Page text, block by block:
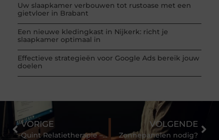
Uw slaapkamer verbouwen tot rustoase met een
gietvloer in Brabant
Een nieuwe kledingkast in Nijkerk: richt je
slaapkamer optimaal in
Effectieve strategieën voor Google Ads bereik jouw
doelen
VORIGE
Quint Relatietherapie – Breng de Spark terug!
VOLGENDE
Zonnepanelen nodig?